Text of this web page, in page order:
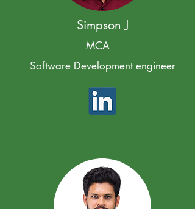
Simpson J
Software Development engineer
MCA